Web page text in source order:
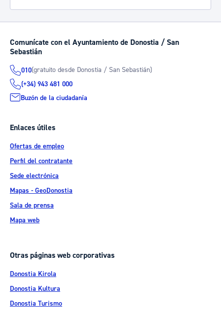
Comunícate con el Ayuntamiento de Donostia / San
Sebastián
010(gratuito desde Donostia / San Sebastián)
(+34) 943 481 000
Buzón de la ciudadanía
Enlaces útiles
Ofertas de empleo
Perfil del contratante
Sede electrónica
Mapas - GeoDonostia
Sala de prensa
Mapa web
Otras páginas web corporativas
Donostia Kirola
Donostia Kultura
Donostia Turismo